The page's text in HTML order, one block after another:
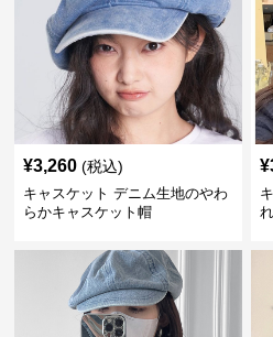
¥3,260 (税込)
キャスケット デニム生地のやわ
らかキャスケット帽
¥